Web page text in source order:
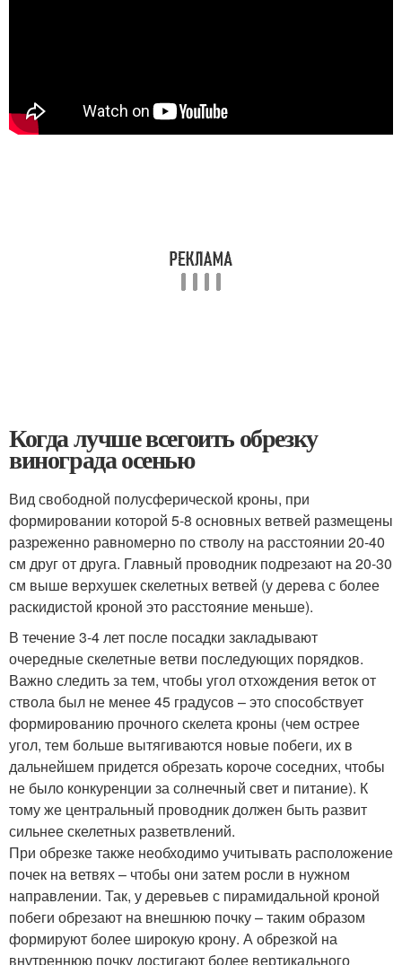
Когда лучше всегоить обрезку
винограда осенью
Вид свободной полусферической кроны, при
формировании которой 5-8 основных ветвей размещены
разреженно равномерно по стволу на расстоянии 20-40
см друг от друга. Главный проводник подрезают на 20-30
см выше верхушек скелетных ветвей (у дерева с более
раскидистой кроной это расстояние меньше).
В течение 3-4 лет после посадки закладывают
очередные скелетные ветви последующих порядков.
Важно следить за тем, чтобы угол отхождения веток от
ствола был не менее 45 градусов – это способствует
формированию прочного скелета кроны (чем острее
угол, тем больше вытягиваются новые побеги, их в
дальнейшем придется обрезать короче соседних, чтобы
не было конкуренции за солнечный свет и питание). К
тому же центральный проводник должен быть развит
сильнее скелетных разветвлений.
При обрезке также необходимо учитывать расположение
почек на ветвях – чтобы они затем росли в нужном
направлении. Так, у деревьев с пирамидальной кроной
побеги обрезают на внешнюю почку – таким образом
формируют более широкую крону. А обрезкой на
внутреннюю почку достигают более вертикального